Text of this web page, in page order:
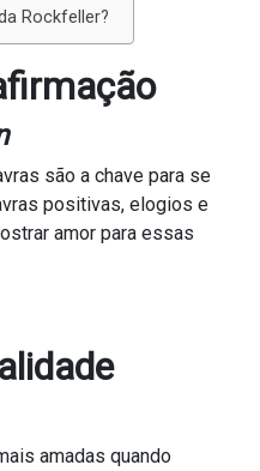
Rockfeller?
são a chave para se
positivas, elogios e
amor para essas
amadas quando